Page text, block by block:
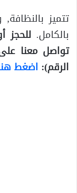
تتميز
بالكامل. للحجز
تواصل معنا
الرقم): اضغط